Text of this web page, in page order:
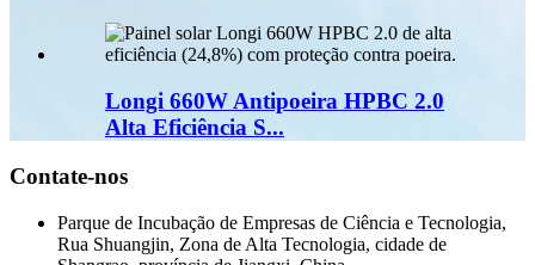
Longi 660W Antipoeira HPBC 2.0
Alta Eficiência S...
Contate-nos
Parque de Incubação de Empresas de Ciência e Tecnologia,
Rua Shuangjin, Zona de Alta Tecnologia, cidade de